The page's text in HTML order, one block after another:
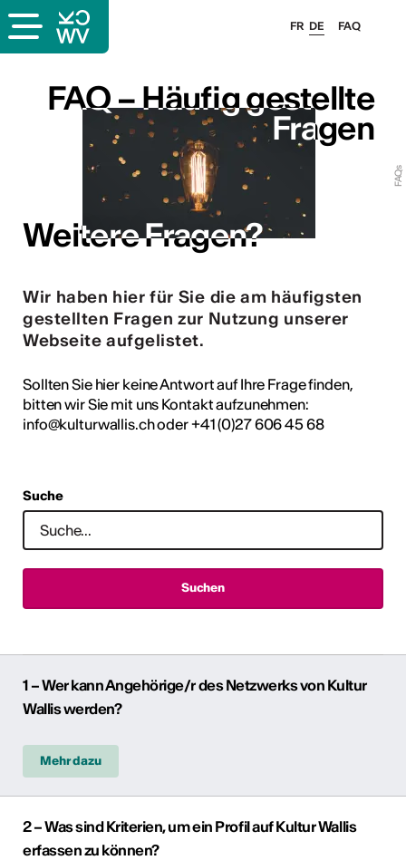
FAQ
FR DE
FAQ – Häufig gestellte
Fragen
Weitere Fragen?
FAQs
FAQ – Häufig gestellte
Fragen
Weitere Fragen?
Wir haben hier für Sie die am häufigsten
gestellten Fragen zur Nutzung unserer
Webseite aufgelistet.
Sollten Sie hier keine Antwort auf Ihre Frage finden,
bitten wir Sie mit uns Kontakt aufzunehmen:
info@kulturwallis.ch oder +41 (0)27 606 45 68
Suche
1 – Wer kann Angehörige/r des Netzwerks von Kultur
Wallis werden?
Mehr dazu
2 – Was sind Kriterien, um ein Profil auf Kultur Wallis
erfassen zu können?